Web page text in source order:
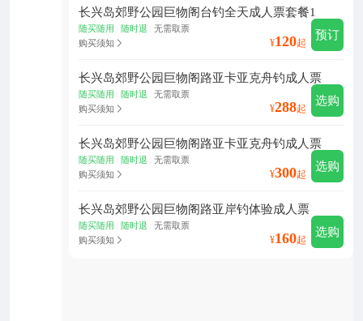
长兴岛郊野公园巨物阁台钓全天成人票套餐1
随买随用 随时退
无需取票
购买须知
¥120起
预订
长兴岛郊野公园巨物阁路亚卡亚克舟钓成人票
随买随用 随时退
无需取票
购买须知
¥288起
选购
长兴岛郊野公园巨物阁路亚卡亚克舟钓成人票
随买随用 随时退
无需取票
购买须知
¥300起
选购
长兴岛郊野公园巨物阁路亚岸钓体验成人票
随买随用 随时退
无需取票
购买须知
¥160起
选购